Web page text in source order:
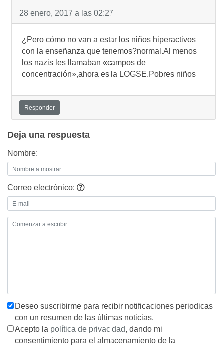
28 enero, 2017 a las 02:27
¿Pero cómo no van a estar los niños hiperactivos
con la enseñanza que tenemos?normal.Al menos
los nazis les llamaban «campos de
concentración»,ahora es la LOGSE.Pobres niños
Responder
Deja una respuesta
Nombre:
Correo electrónico:
Deseo suscribirme para recibir notificaciones periodicas
con un resumen de las últimas noticias.
Acepto la política de privacidad, dando mi
consentimiento para el almacenamiento de la